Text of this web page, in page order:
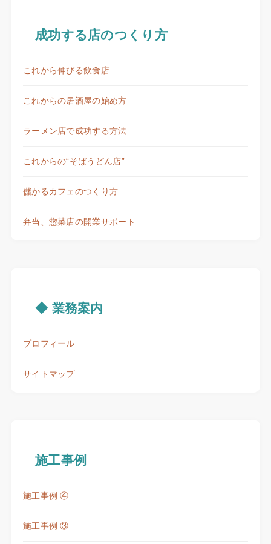
成功する店のつくり方
これから伸びる飲食店
これからの居酒屋の始め方
ラーメン店で成功する方法
これからの“そばうどん店”
儲かるカフェのつくり方
弁当、惣菜店の開業サポート
◆ 業務案内
プロフィール
サイトマップ
施工事例
施工事例 ④
施工事例 ③